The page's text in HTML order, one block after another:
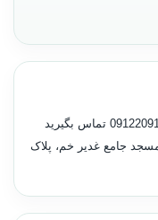
تماس بگیرید
جامع غدیر خم، پلاک